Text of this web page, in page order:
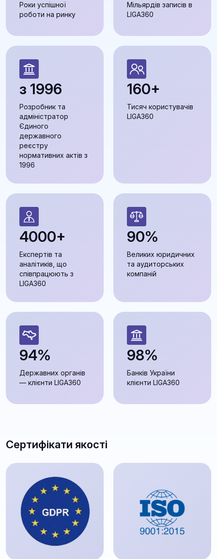
Роки успішної
роботи на ринку
Мільярдів записів в
LIGA360
з 1996
Розробник та
адміністратор
Єдиного
державного
реєстру
нормативних актів з
1996
160+
Тисяч користувачів
LIGA360
4000+
Експертів та
аналітиків, що
співпрацюють з
LIGA360
90%
Великих юридичних
та аудиторських
компаній
94%
Державних органів
— клієнти LIGA360
98%
Банків України
клієнти LIGA360
Сертифікати якості